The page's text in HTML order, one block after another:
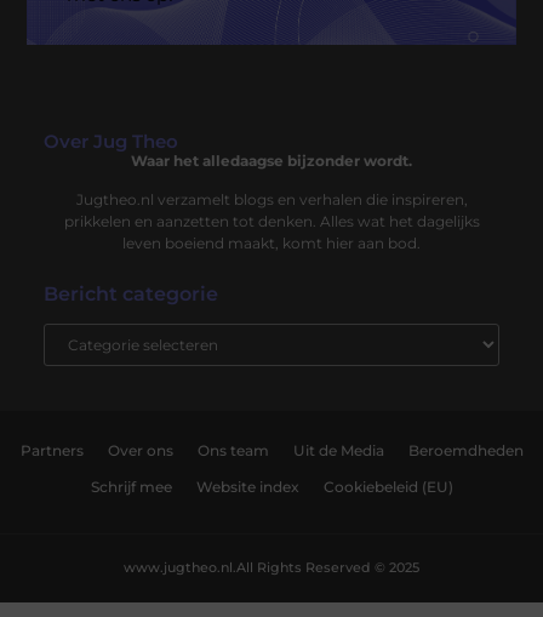
Over Jug Theo
Waar het alledaagse bijzonder wordt.
Jugtheo.nl verzamelt blogs en verhalen die inspireren,
prikkelen en aanzetten tot denken. Alles wat het dagelijks
leven boeiend maakt, komt hier aan bod.
Bericht categorie
Partners Over ons Ons team Uit de Media Beroemdheden
Schrijf mee Website index Cookiebeleid (EU)
All Rights Reserved © 2025
www.jugtheo.nl.